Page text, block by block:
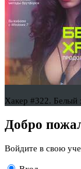
Хакер #322. Белый
Добро
Войдите в свою